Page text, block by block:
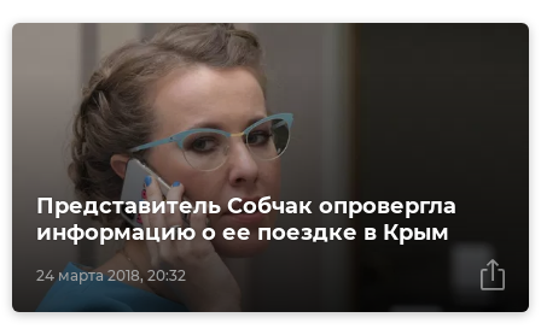
24 марта 2018, 20:32
Представитель Собчак опровергла
информацию о ее поездке в Крым